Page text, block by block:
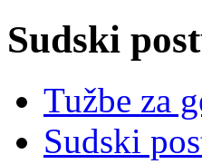
Sudski
Tužbe za
Sudski